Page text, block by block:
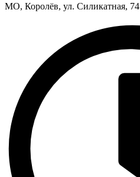
МО, Королёв, ул. Силикатная, 74